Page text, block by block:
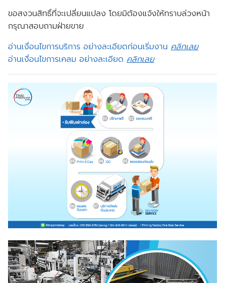
ขอสงวนสิทธิ์ที่จะเปลี่ยนแปลง โดยมิต้องแจ้งให้ทราบล่วงหน้า
กรุณาสอบถามฝ่ายขาย
อ่านเงื่อนไขการบริการ อย่างละเอียดก่อนเริ่มงาน คลิกเลย
อ่านเงื่อนไขการเคลม อย่างละเอียด คลิกเลย